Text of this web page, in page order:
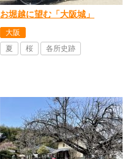
お堀越に望む「大阪城」
大阪
夏
桜 各所史跡